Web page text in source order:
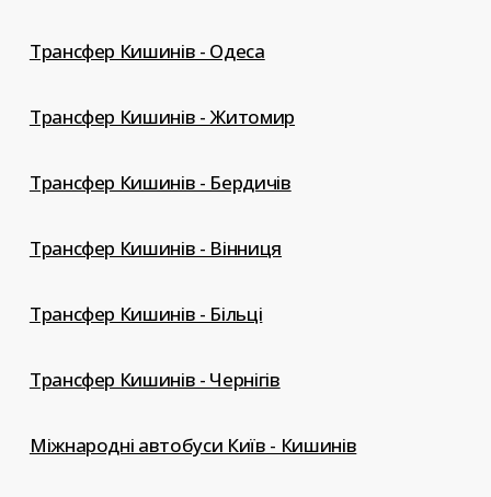
Трансфер Кишинів - Одеса
Трансфер Кишинів - Житомир
Трансфер Кишинів - Бердичів
Трансфер Кишинів - Вінниця
Трансфер Кишинів - Більці
Трансфер Кишинів - Чернігів
Міжнародні автобуси Київ - Кишинів